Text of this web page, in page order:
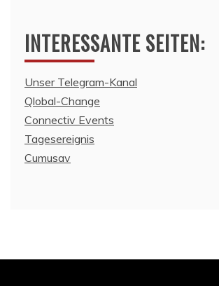
INTERESSANTE SEITEN:
Unser Telegram-Kanal
Qlobal-Change
Connectiv Events
Tagesereignis
Cumusav